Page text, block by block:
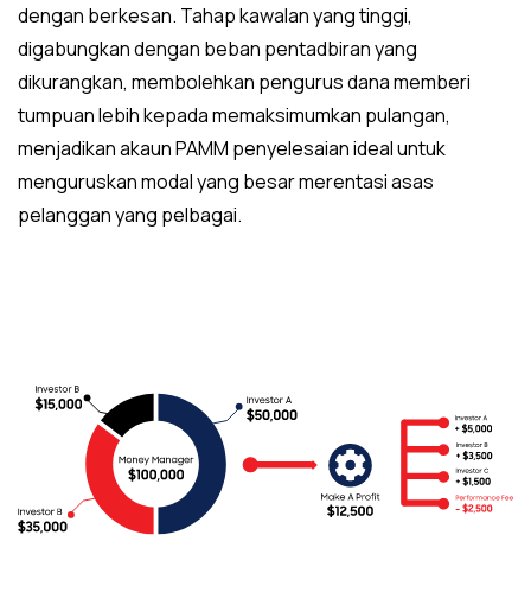
dengan berkesan. Tahap kawalan yang tinggi,
digabungkan dengan beban pentadbiran yang
dikurangkan, membolehkan pengurus dana memberi
tumpuan lebih kepada memaksimumkan pulangan,
menjadikan akaun PAMM penyelesaian ideal untuk
menguruskan modal yang besar merentasi asas
pelanggan yang pelbagai.